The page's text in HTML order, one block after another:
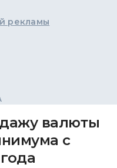
рекламы
валюты
с